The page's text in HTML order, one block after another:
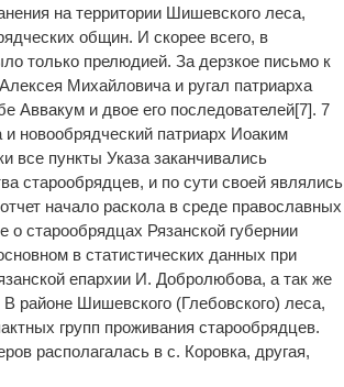
на территории Шишевского леса,
общин. И cкорее всего, в
только прелюдией. За дерзкое письмо к
Михайловича и ругал патриарха
Аввакум и двое его последователей[7]. 7
новообрядческий патриарх Иоаким
все пункты Указа заканчивались
старообрядцев, и по сути своей являлись
начало раскола в среде православных
старообрядцах Рязанской губернии
в статистических данных при
епархии И. Добролюбова, а так же
районе Шишевского (Глебовского) леса,
групп проживания старообрядцев.
располагалась в с. Коровка, другая,